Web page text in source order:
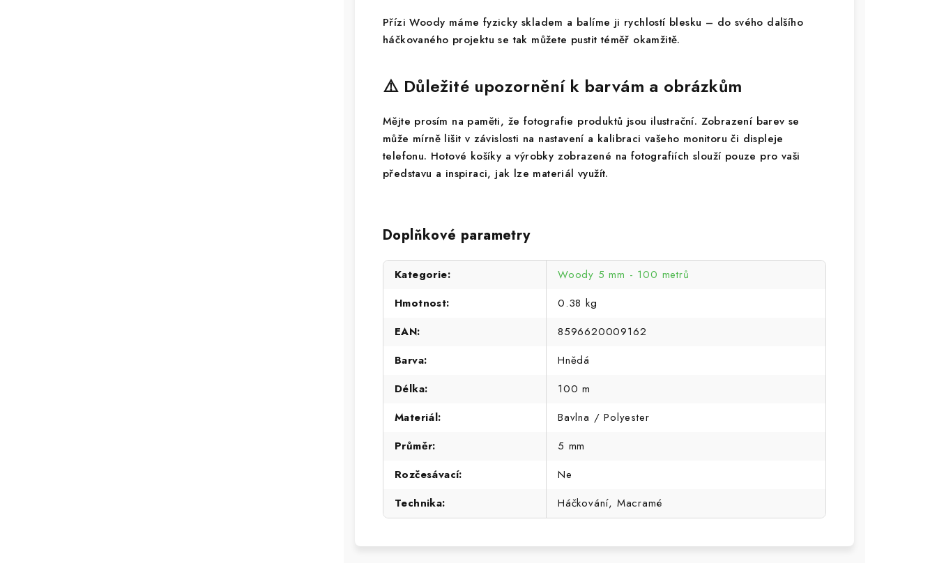
Přízi Woody máme fyzicky skladem a balíme ji rychlostí blesku – do svého dalšího
háčkovaného projektu se tak můžete pustit téměř okamžitě.
⚠️ Důležité upozornění k barvám a obrázkům
Mějte prosím na paměti, že fotografie produktů jsou ilustrační. Zobrazení barev se
může mírně lišit v závislosti na nastavení a kalibraci vašeho monitoru či displeje
telefonu. Hotové košíky a výrobky zobrazené na fotografiích slouží pouze pro vaši
představu a inspiraci, jak lze materiál využít.
Doplňkové parametry
Kategorie:
Woody 5 mm - 100 metrů
Hmotnost:
0.38 kg
EAN:
8596620009162
Barva:
Hnědá
Délka:
100 m
Materiál:
Bavlna / Polyester
Průměr:
5 mm
Rozčesávací:
Ne
Technika: Háčkování, Macramé